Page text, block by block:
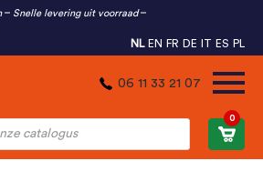
Snelle levering uit voorraad
NL EN FR DE IT ES PL
06 11 33 21 07
0